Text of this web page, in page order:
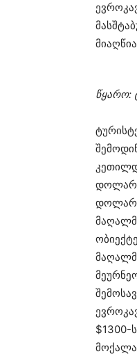
წყარო:
$1300-